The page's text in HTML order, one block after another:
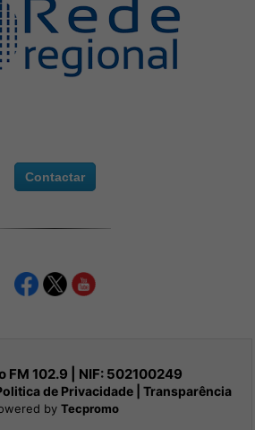
Contactar
FM 102.9 | NIF: 502100249
de Privacidade| Transparência
by Tecpromo